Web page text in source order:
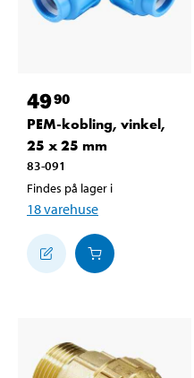
4990
PEM-kobling, vinkel,
25 x 25 mm
83-091
Findes på lager i
18varehuse